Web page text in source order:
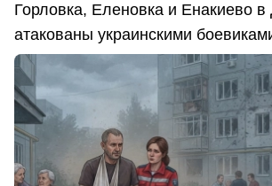
Горловка, Еленовка и Енакиево
атакованы украинскими